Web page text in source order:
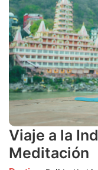
Previous
Viaje a la
Meditación